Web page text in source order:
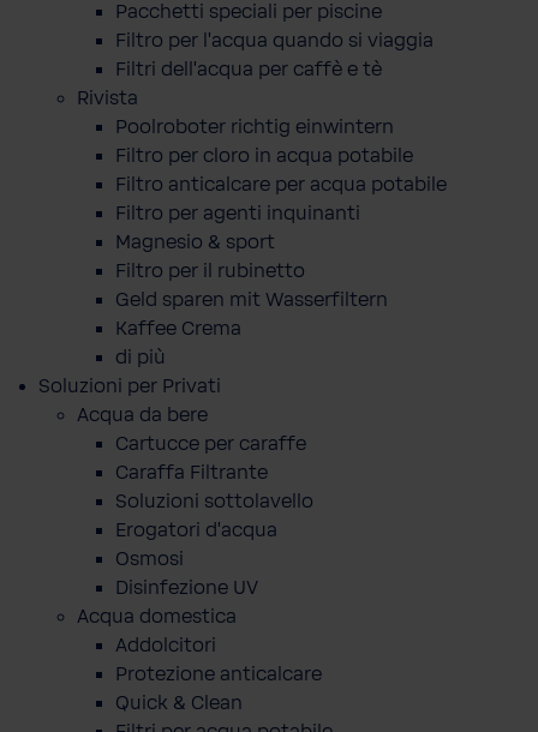
Pacchetti speciali per piscine
Filtro per l'acqua quando si viaggia
Filtri dell'acqua per caffè e tè
Rivista
Poolroboter richtig einwintern
Filtro per cloro in acqua potabile
Filtro anticalcare per acqua potabile
Filtro per agenti inquinanti
Magnesio & sport
Filtro per il rubinetto
Geld sparen mit Wasserfiltern
Kaffee Crema
di più
Soluzioni per Privati
Acqua da bere
Cartucce per caraffe
Caraffa Filtrante
Soluzioni sottolavello
Erogatori d'acqua
Osmosi
Disinfezione UV
Acqua domestica
Addolcitori
Protezione anticalcare
Quick & Clean